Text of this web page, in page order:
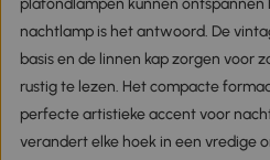
plafondlampen kunnen ontspannen
nachtlamp is het antwoord. De
basis en de linnen kap zorgen voor
rustig te lezen. Het compacte
perfecte artistieke accent voor
verandert elke hoek in een vredige